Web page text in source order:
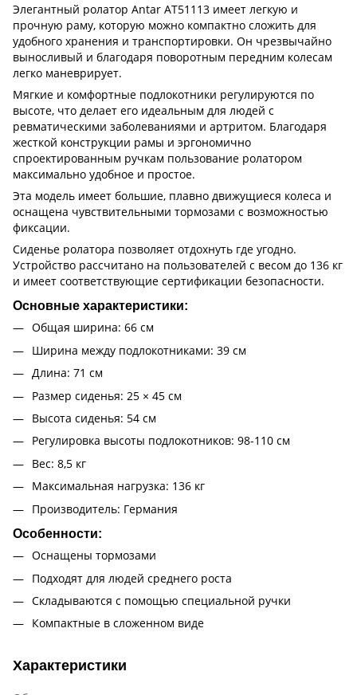
Элегантный ролатор Antar AT51113 имеет легкую и
прочную раму, которую можно компактно сложить для
удобного хранения и транспортировки. Он чрезвычайно
выносливый и благодаря поворотным передним колесам
легко маневрирует.
Мягкие и комфортные подлокотники регулируются по
высоте, что делает его идеальным для людей с
ревматическими заболеваниями и артритом. Благодаря
жесткой конструкции рамы и эргономично
спроектированным ручкам пользование ролатором
максимально удобное и простое.
Эта модель имеет большие, плавно движущиеся колеса и
оснащена чувствительными тормозами с возможностью
фиксации.
Сиденье ролатора позволяет отдохнуть где угодно.
Устройство рассчитано на пользователей с весом до 136 кг
и имеет соответствующие сертификации безопасности.
Основные характеристики:
Общая ширина: 66 см
Ширина между подлокотниками: 39 см
Длина: 71 см
Размер сиденья: 25 × 45 см
Высота сиденья: 54 см
Регулировка высоты подлокотников: 98-110 см
Вес: 8,5 кг
Максимальная нагрузка: 136 кг
Производитель: Германия
Особенности:
Оснащены тормозами
Подходят для людей среднего роста
Складываются с помощью специальной ручки
Компактные в сложенном виде
Характеристики